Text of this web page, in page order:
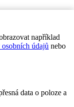
například
údajů nebo
data o poloze a